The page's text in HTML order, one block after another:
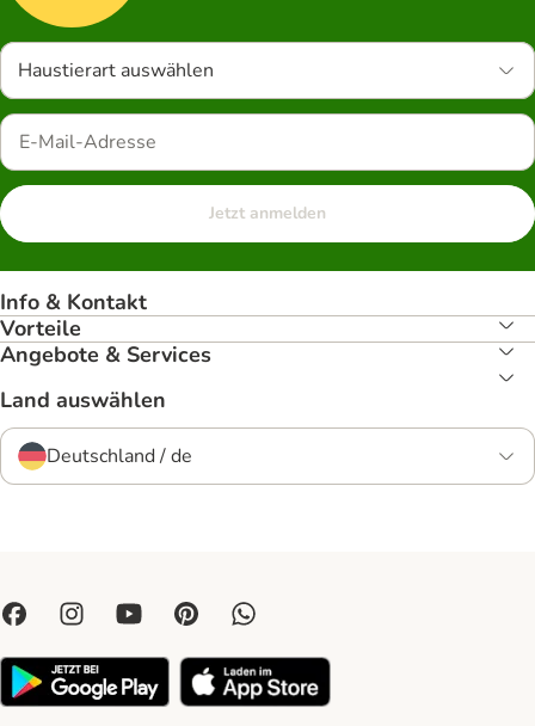
Haustierart auswählen
Jetzt anmelden
Info & Kontakt
Vorteile
Angebote & Services
Land auswählen
Deutschland / de